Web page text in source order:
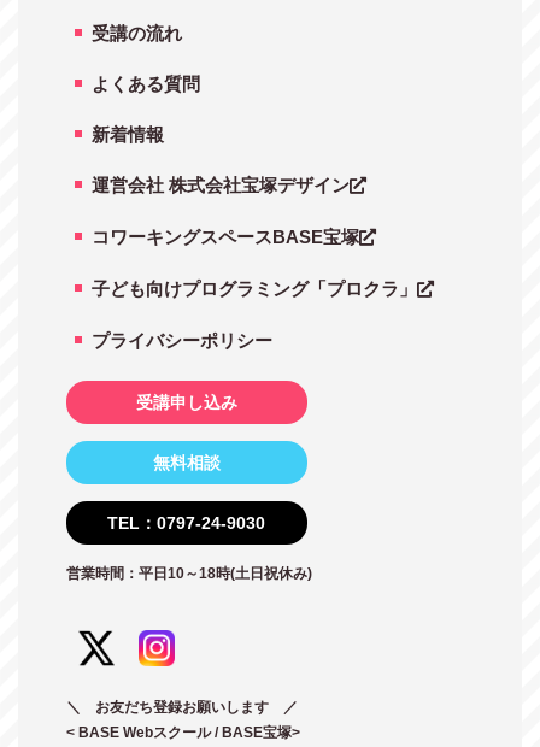
受講の流れ
よくある質問
新着情報
運営会社 株式会社宝塚デザイン
コワーキングスペースBASE宝塚
子ども向けプログラミング「プロクラ」
プライバシーポリシー
受講申し込み
無料相談
TEL：0797-24-9030
営業時間：平日10～18時(土日祝休み)
＼ お友だち登録お願いします ／
< BASE Webスクール / BASE宝塚>